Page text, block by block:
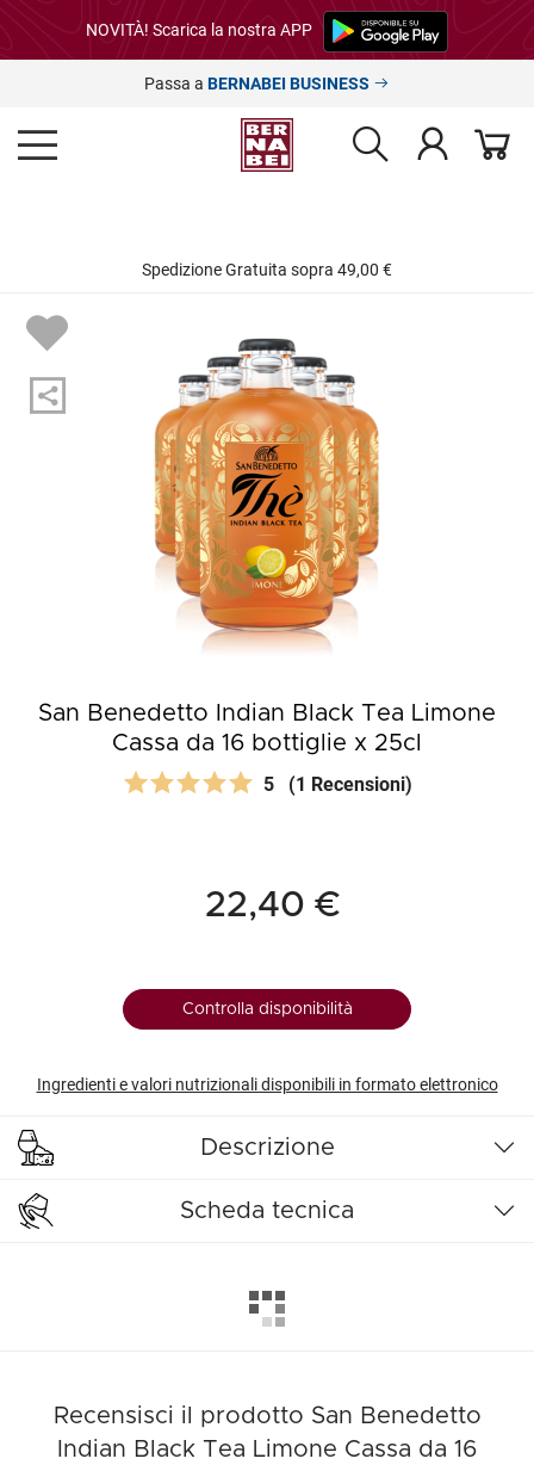
NOVITÀ! Scarica la nostra APP
Passa a BERNABEI BUSINESS
Spedizione Gratuita sopra 49,00 €
San Benedetto Indian Black Tea Limone
Cassa da 16 bottiglie x 25cl
5 (1 Recensioni)
22,40 €
Controlla disponibilità
Ingredienti e valori nutrizionali disponibili in formato elettronico
Descrizione
Scheda tecnica
Recensisci il prodotto San Benedetto
Indian Black Tea Limone Cassa da 16